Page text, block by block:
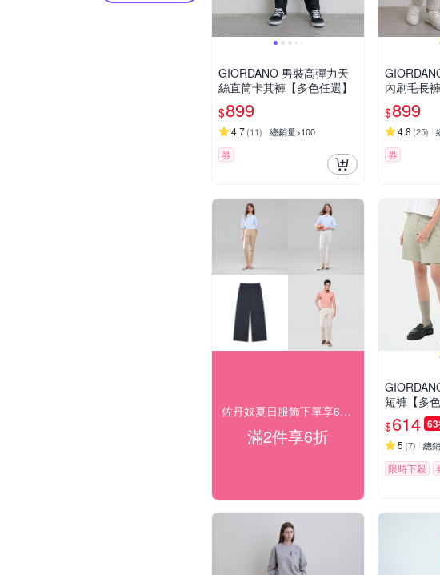
GIORDANO 男裝高彈力天
絲直筒卡其褲【多色任選】
$899
4.7(11) 總銷量>100
券
內刷毛長
$899
4.8 (25)
券
佐丹奴夏日服飾下單享64折/任二件享6折
滿2件享6折
GIORDANO 女裝彈力
短褲【多色
$614
5 (7) 總
限時下殺